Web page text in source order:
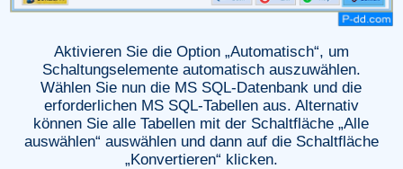
Aktivieren Sie die Option „Automatisch“, um
Schaltungselemente automatisch auszuwählen.
Wählen Sie nun die MS SQL-Datenbank und die
erforderlichen MS SQL-Tabellen aus. Alternativ
können Sie alle Tabellen mit der Schaltfläche „Alle
auswählen“ auswählen und dann auf die Schaltfläche
„Konvertieren“ klicken.